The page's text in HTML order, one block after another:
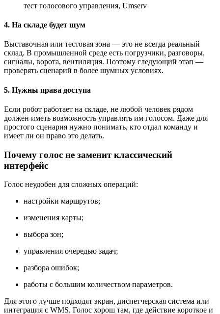
тест голосового управления, Umserv
4. На складе будет шум
Выставочная или тестовая зона — это не всегда реальный
склад. В промышленной среде есть погрузчики, разговоры,
сигналы, ворота, вентиляция. Поэтому следующий этап —
проверять сценарий в более шумных условиях.
5. Нужны права доступа
Если робот работает на складе, не любой человек рядом
должен иметь возможность управлять им голосом. Даже для
простого сценария нужно понимать, кто отдал команду и
имеет ли он право это делать.
Почему голос не заменит классический
интерфейс
Голос неудобен для сложных операций:
настройки маршрутов;
изменения карты;
выбора зон;
управления очередью задач;
разбора ошибок;
работы с большим количеством параметров.
Для этого лучше подходят экран, диспетчерская система или
интеграция с WMS. Голос хорош там, где действие короткое и